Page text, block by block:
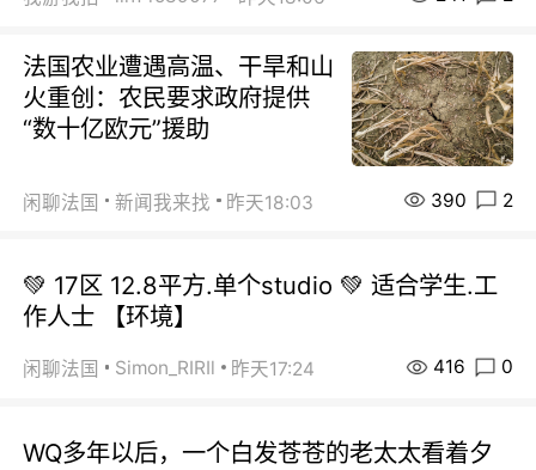
法国农业遭遇高温、干旱和山
火重创：农民要求政府提供
“数十亿欧元”援助
闲聊法国 新闻我来找 昨天18:03 390 2
💚 17区 12.8平方.单个studio 💚 适合学生.工
作人士 【环境】
闲聊法国 Simon_RIRIl 昨天17:24 416 0
WQ多年以后，一个白发苍苍的老太太看着夕